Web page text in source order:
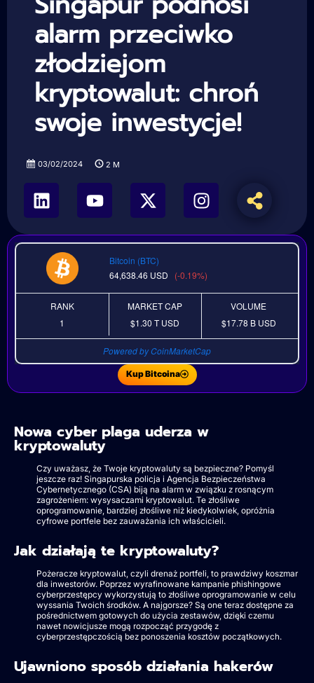
alarm przeciwko
złodziejom
kryptowalut: chroń
swoje inwestycje!
03/02/2024 2 M
Bitcoin (BTC)
64,638.46 USD (-0.19%)
RANK
1
MARKET CAP
$1.30 TUSD
VOLUME
$17.78 B USD
Powered by CoinMarketCap
Kup Bitcoina
Nowa cyber plaga uderza w
kryptowaluty
Czy uważasz, że Twoje kryptowaluty są bezpieczne? Pomyśl
jeszcze raz! Singapurska policja i Agencja Bezpieczeństwa
Cybernetycznego (CSA) biją na alarm w związku z rosnącym
zagrożeniem: wysysaczami kryptowalut. Te złośliwe
oprogramowanie, bardziej złośliwe niż kiedykolwiek, opróżnia
cyfrowe portfele bez zauważania ich właścicieli.
Jak działają te kryptowaluty?
Pożeracze kryptowalut, czyli drenaż portfeli, to prawdziwy koszmar
dla inwestorów. Poprzez wyrafinowane kampanie phishingowe
cyberprzestępcy wykorzystują to złośliwe oprogramowanie w celu
wyssania Twoich środków. A najgorsze? Są one teraz dostępne za
pośrednictwem gotowych do użycia zestawów, dzięki czemu
nawet nowicjusze mogą rozpocząć przygodę z
cyberprzestępczością bez ponoszenia kosztów początkowych.
Ujawniono sposób działania hakerów